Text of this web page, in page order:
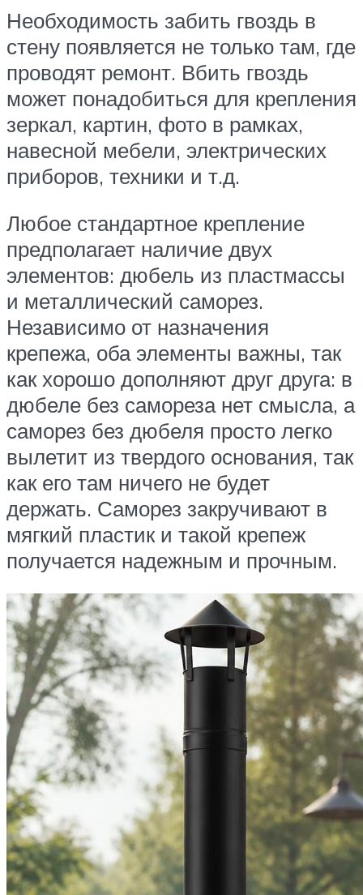
Необходимость забить гвоздь в
стену появляется не только там, где
проводят ремонт. Вбить гвоздь
может понадобиться для крепления
зеркал, картин, фото в рамках,
навесной мебели, электрических
приборов, техники и т.д.
Любое стандартное крепление
предполагает наличие двух
элементов: дюбель из пластмассы
и металлический саморез.
Независимо от назначения
крепежа, оба элементы важны, так
как хорошо дополняют друг друга: в
дюбеле без самореза нет смысла, а
саморез без дюбеля просто легко
вылетит из твердого основания, так
как его там ничего не будет
держать. Саморез закручивают в
мягкий пластик и такой крепеж
получается надежным и прочным.